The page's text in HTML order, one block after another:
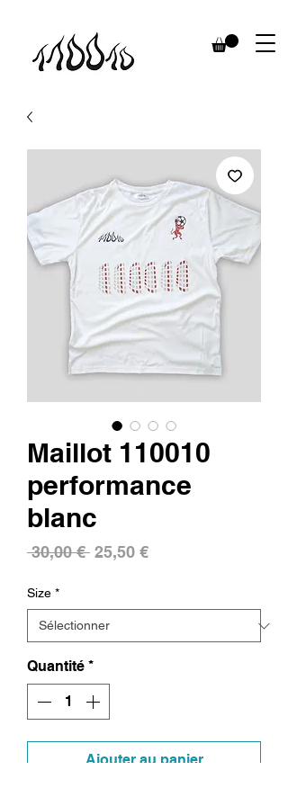
Maillot 110010
performance
blanc
30,00 € Prix
25,50 €Prix
Size *
Quantité *
Ajouter au panier